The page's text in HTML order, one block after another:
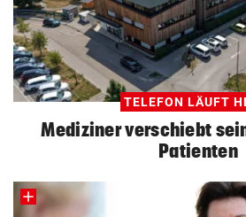
TELEFON LÄUFT
Mediziner verschiebt
Patienten